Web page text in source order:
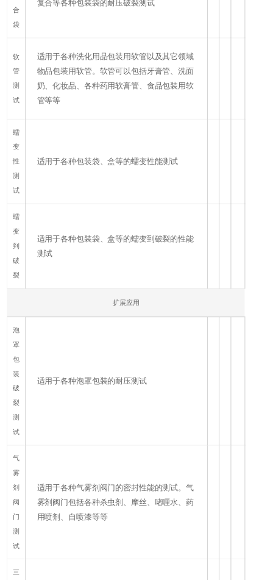
合
袋
复合等各种包装袋的耐压破裂测试
软
管
测
试
适用于各种洗化用品包装用软管以及其它领域
物品包装用软管。软管可以包括牙膏管、洗面
奶、化妆品、各种药用软膏管、食品包装用软
管等等
蠕
变
性
测
试
适用于各种包装袋、盒等的蠕变性能测试
蠕
变
到
破
裂
适用于各种包装袋、盒等的蠕变到破裂的性能
测试
扩展应用
泡
罩
包
装
破
裂
测
试
适用于各种泡罩包装的耐压测试
气
雾
剂
阀
门
测
试
适用于各种气雾剂阀门的密封性能的测试。气
雾剂阀门包括各种杀虫剂、摩丝、啫喱水、药
用喷剂、自喷漆等等
三